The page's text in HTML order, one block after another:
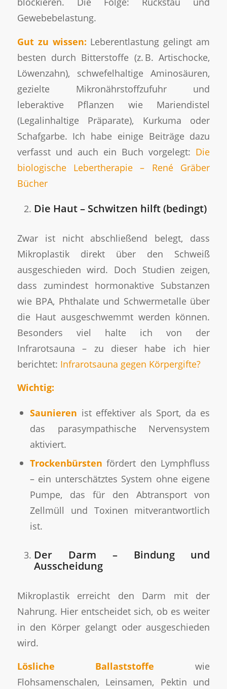
Gewebebelastung.
Gut zu wissen: Leberentlastung gelingt am
besten durch Bitterstoffe (z. B. Artischocke,
Löwenzahn), schwefelhaltige Aminosäuren,
gezielte Mikronährstoffzufuhr und
leberaktive Pflanzen wie Mariendistel
(Legalinhaltige Präparate), Kurkuma oder
Schafgarbe. Ich habe einige Beiträge dazu
verfasst und auch ein Buch vorgelegt: Die
biologische Lebertherapie – René Gräber
Bücher
Die Haut – Schwitzen hilft (bedingt)
Zwar ist nicht abschließend belegt, dass
Mikroplastik direkt über den Schweiß
ausgeschieden wird. Doch Studien zeigen,
dass zumindest hormonaktive Substanzen
wie BPA, Phthalate und Schwermetalle über
die Haut ausgeschwemmt werden können.
Besonders viel halte ich von der
Infrarotsauna – zu dieser habe ich hier
berichtet: Infrarotsauna gegen Körpergifte?
Wichtig:
Saunieren ist effektiver als Sport, da es
das parasympathische Nervensystem
aktiviert.
Trockenbürsten fördert den Lymphfluss
– ein unterschätztes System ohne eigene
Pumpe, das für den Abtransport von
Zellmüll und Toxinen mitverantwortlich
ist.
Der Darm – Bindung und
Ausscheidung
Mikroplastik erreicht den Darm mit der
Nahrung. Hier entscheidet sich, ob es weiter
in den Körper gelangt oder ausgeschieden
wird.
Lösliche Ballaststoffe wie
Flohsamenschalen, Leinsamen, Pektin und